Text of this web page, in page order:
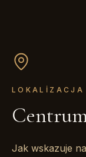
LOKALIZACJA
Jak wskazuje